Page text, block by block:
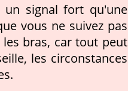
un signal fort qu'une
vous ne suivez pas
bras, car tout peut
les circonstances